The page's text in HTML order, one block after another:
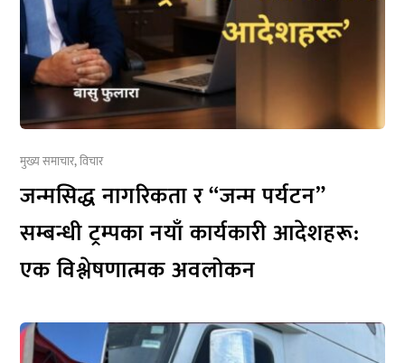
मुख्य समाचार,विचार
जन्मसिद्ध नागरिकता र “जन्म पर्यटन”
सम्बन्धी ट्रम्पका नयाँ कार्यकारी आदेशहरू:
एक विश्लेषणात्मक अवलोकन